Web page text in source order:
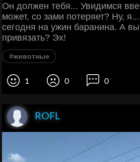
Он должен тебя... Увидимся
может, со зами потеряет? Ну,
сегодня на ужин баранина. А
привязать? Эх!
#животные
1 0 0
ROFL